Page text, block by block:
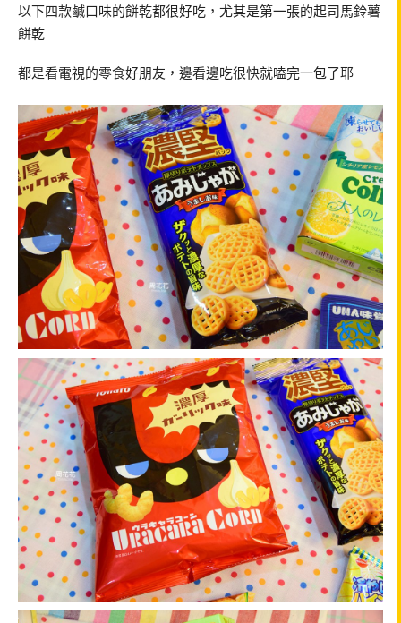
以下四款鹹口味的餅乾都很好吃，尤其是第一張的起司馬鈴薯
餅乾
都是看電視的零食好朋友，邊看邊吃很快就嗑完一包了耶